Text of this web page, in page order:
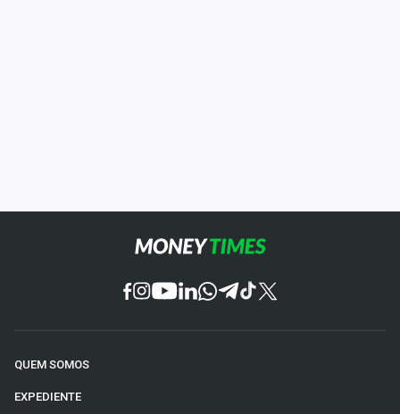
QUEM SOMOS
EXPEDIENTE